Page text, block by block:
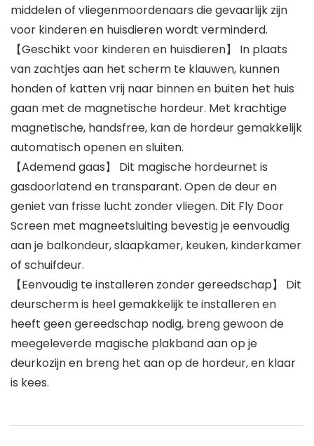
middelen of vliegenmoordenaars die gevaarlijk zijn
voor kinderen en huisdieren wordt verminderd.
【Geschikt voor kinderen en huisdieren】 In plaats
van zachtjes aan het scherm te klauwen, kunnen
honden of katten vrij naar binnen en buiten het huis
gaan met de magnetische hordeur. Met krachtige
magnetische, handsfree, kan de hordeur gemakkelijk
automatisch openen en sluiten.
【Ademend gaas】 Dit magische hordeurnet is
gasdoorlatend en transparant. Open de deur en
geniet van frisse lucht zonder vliegen. Dit Fly Door
Screen met magneetsluiting bevestig je eenvoudig
aan je balkondeur, slaapkamer, keuken, kinderkamer
of schuifdeur.
【Eenvoudig te installeren zonder gereedschap】 Dit
deurscherm is heel gemakkelijk te installeren en
heeft geen gereedschap nodig, breng gewoon de
meegeleverde magische plakband aan op je
deurkozijn en breng het aan op de hordeur, en klaar
is kees.